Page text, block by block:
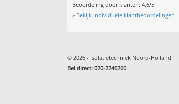
Beoordeling door klanten:4,6/5
» Bekijk individuele klantbeoordelingen
© 2026 - Isolatietechniek Noord-Holland
Bel direct: 020-2246260